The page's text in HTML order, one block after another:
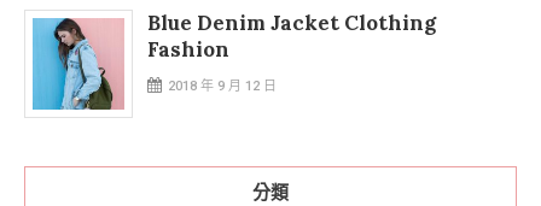
Blue Denim Jacket Clothing
Fashion
2018 年 9 月 12 日
分類